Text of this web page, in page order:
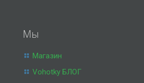
Мы
Магазин
Vohotky БЛОГ